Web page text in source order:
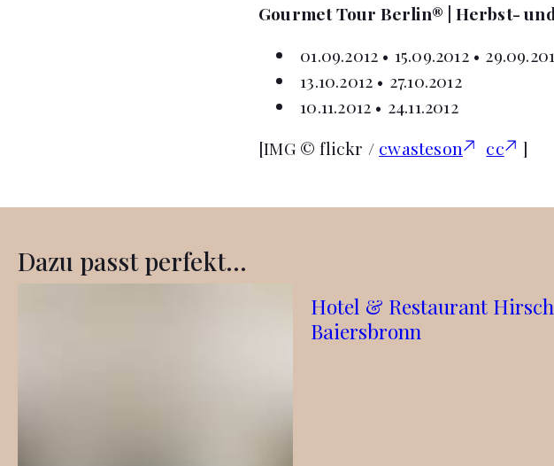
Gourmet Tour Berlin® | Herbst-
01.09.2012 • 15.09.2012 •
13.10.2012 • 27.10.2012
10.11.2012 • 24.11.2012
[IMG © flickr / cwasteson cc ]
Dazu passt perfekt...
Hotel & Restaurant Hirsch
Baiersbronn